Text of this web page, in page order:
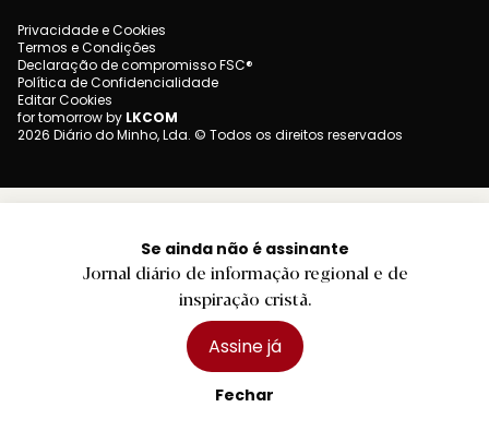
Se ainda não é assinante
Jornal diário de informação regional e de
inspiração cristã.
Assine já
Fechar
Privacidade e Cookies
Termos e Condições
Declaração de compromisso FSC®
Política de Confidencialidade
Editar Cookies
for tomorrow by LKCOM
2026 Diário do Minho, Lda. © Todos os direitos reservados